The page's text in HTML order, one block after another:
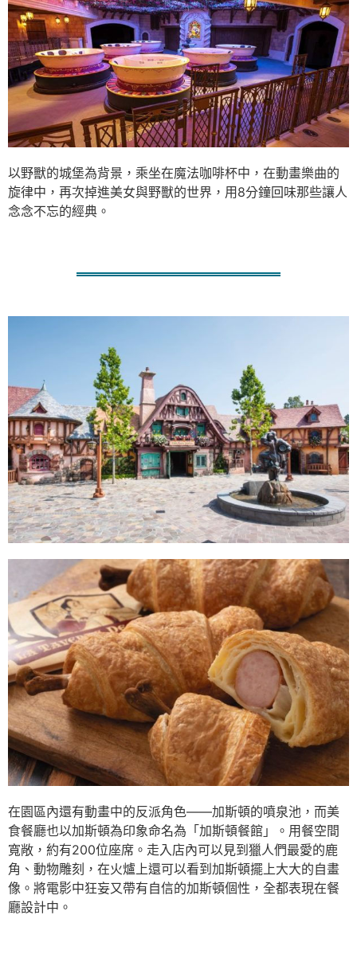
以野獸的城堡為背景，乘坐在魔法咖啡杯中，在動畫樂曲的
旋律中，再次掉進美女與野獸的世界，用8分鐘回味那些讓人
念念不忘的經典。
在園區內還有動畫中的反派角色——加斯頓的噴泉池，而美
食餐廳也以加斯頓為印象命名為「加斯頓餐館」。用餐空間
寬敞，約有200位座席。走入店內可以見到獵人們最愛的鹿
角、動物雕刻，在火爐上還可以看到加斯頓擺上大大的自畫
像。將電影中狂妄又帶有自信的加斯頓個性，全都表現在餐
廳設計中。